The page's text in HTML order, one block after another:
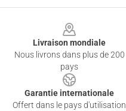
Livraison mondiale
Nous livrons dans plus de 200
pays
Garantie internationale
Offert dans le pays d'utilisation